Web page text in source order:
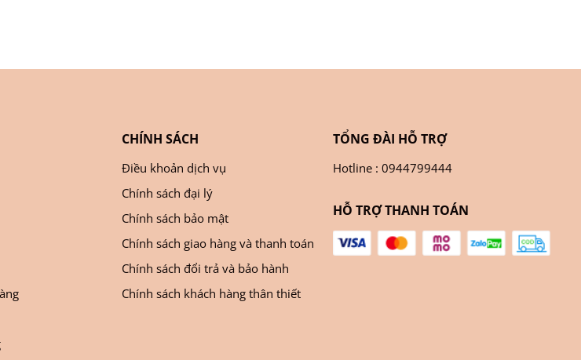
CHÍNH SÁCH
Điều khoản dịch vụ
Chính sách đại lý
Chính sách bảo mật
Chính sách giao hàng và thanh toán
Chính sách đổi trả và bảo hành
Chính sách khách hàng thân thiết
TỔNG ĐÀI HỖ TRỢ
Hotline : 0944799444
HỖ TRỢ THANH TOÁN